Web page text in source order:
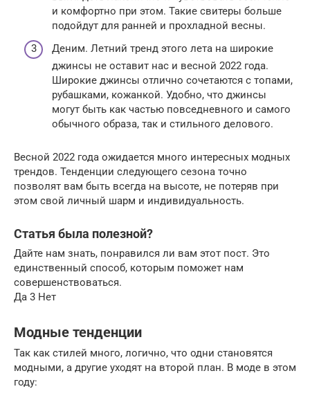
и комфортно при этом. Такие свитеры больше
подойдут для ранней и прохладной весны.
Деним. Летний тренд этого лета на широкие
джинсы не оставит нас и весной 2022 года.
Широкие джинсы отлично сочетаются с топами,
рубашками, кожанкой. Удобно, что джинсы
могут быть как частью повседневного и самого
обычного образа, так и стильного делового.
Весной 2022 года ожидается много интересных модных
трендов. Тенденции следующего сезона точно
позволят вам быть всегда на высоте, не потеряв при
этом свой личный шарм и индивидуальность.
Статья была полезной?
Дайте нам знать, понравился ли вам этот пост. Это
единственный способ, которым поможет нам
совершенствоваться.
Да 3 Нет
Модные тенденции
Так как стилей много, логично, что одни становятся
модными, а другие уходят на второй план. В моде в этом
году: